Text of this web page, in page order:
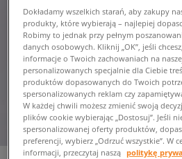
Dokładamy wszelkich starań, aby zakupy
produkty, które wybierają – najlepiej
Robimy to jednak przy pełnym
danych osobowych. Kliknij „OK”, jeśli
informacje o Twoich zachowaniach na
personalizowanych specjalnie dla Ciebie
produktów dopasowanych do Twoich
spersonalizowanych reklam czy
W każdej chwili możesz zmienić swoją
plików cookie wybierając „Dostosuj”. Jeśli
spersonalizowanej oferty produktów,
preferencji, wybierz „Odrzuć wszystkie”. W
informacji, przeczytaj naszą politykę